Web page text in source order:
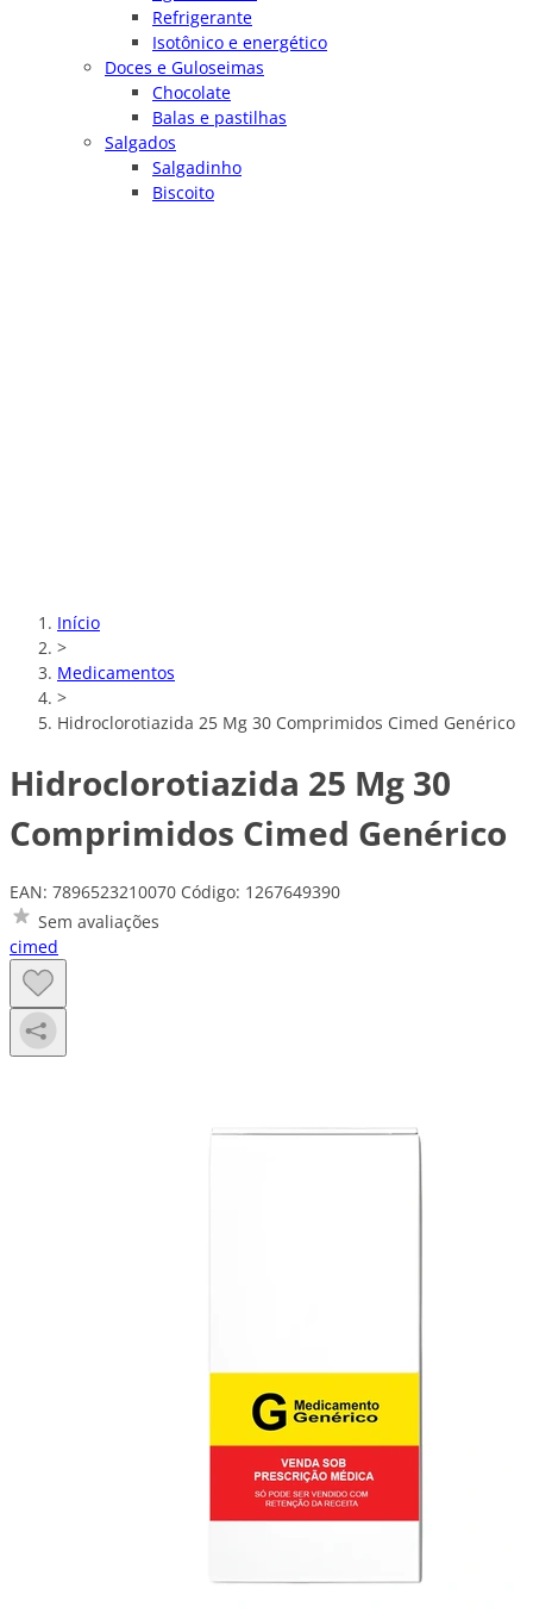
Refrigerante
Isotônico e energético
Doces e Guloseimas
Chocolate
Balas e pastilhas
Salgados
Salgadinho
Biscoito
Início
>
Medicamentos
>
Hidroclorotiazida 25 Mg 30 Comprimidos Cimed Genérico
Hidroclorotiazida 25 Mg 30
Comprimidos Cimed Genérico
EAN: 7896523210070 Código: 1267649390
Sem avaliações
cimed